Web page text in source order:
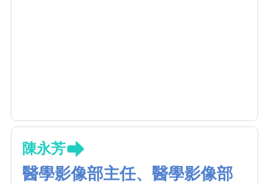
陳永芳
醫學影像部主任、醫學影像部